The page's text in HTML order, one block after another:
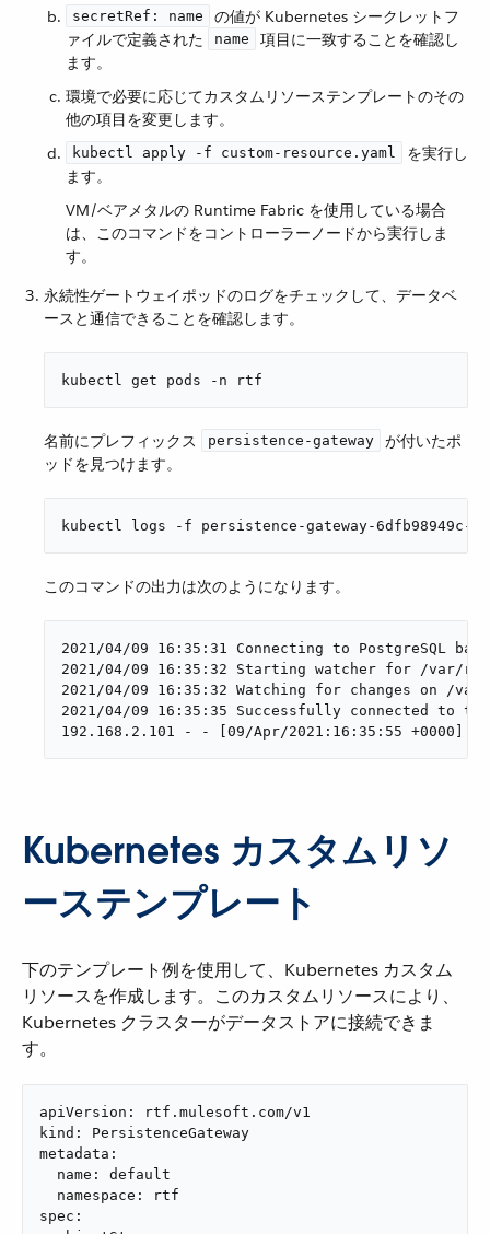
secretRef: name
​ の値が Kubernetes シークレットフ
ァイルで定義された ​
name
​ 項目に一致することを確認し
ます。
環境で必要に応じてカスタムリソーステンプレートのその
他の項目を変更します。
kubectl apply -f custom-resource.yaml
​ を実行し
ます。
VM/ベアメタルの Runtime Fabric を使用している場合
は、このコマンドをコントローラーノードから実行しま
す。
永続性ゲートウェイポッドのログをチェックして、データベ
ースと通信できることを確認します。
kubectl get pods -n rtf
名前にプレフィックス ​ persistence-gateway
​ が付いたポ
ッドを見つけます。
kubectl logs -f persistence-gateway-6dfb98949c-
このコマンドの出力は次のようになります。
2021/04/09 16:35:31 Connecting to PostgreSQL
2021/04/09 16:35:32 Starting watcher for /var/
2021/04/09 16:35:32 Watching for changes on /
2021/04/09 16:35:35 Successfully connected to the
192.168.2.101 - - [09/Apr/2021:16:35:55 +0000]
Kubernetes カスタムリソ
ーステンプレート
下のテンプレート例を使用して、Kubernetes カスタム
リソースを作成します。このカスタムリソースにより、
Kubernetes クラスターがデータストアに接続できま
す。
apiVersion: rtf.mulesoft.com/v1
kind: PersistenceGateway
metadata:
  name: default
  namespace: rtf
spec: